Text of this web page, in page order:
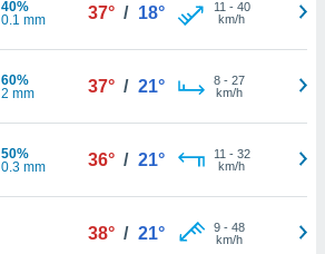
40%
0.1 mm
37° / 18° 11 - 40
km/h
60%
2 mm
37° / 21° 8- 27
km/h
50%
0.3 mm
36° / 21° 11 - 32
km/h
38° / 21° 9- 48
km/h